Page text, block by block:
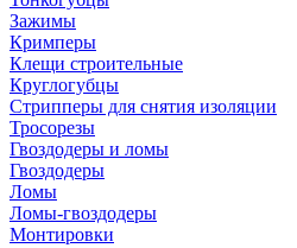
Зажимы
Кримперы
Клещи строительные
Круглогубцы
Стрипперы для снятия изоляции
Тросорезы
Гвоздодеры и ломы
Гвоздодеры
Ломы
Ломы-гвоздодеры
Монтировки